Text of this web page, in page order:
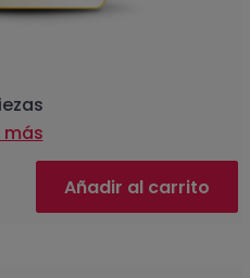
más
Añadir al carrito